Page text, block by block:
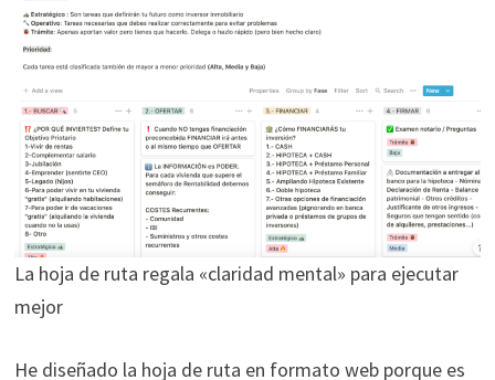
La hoja de ruta regala «claridad mental» para ejecutar
mejor
He diseñado la hoja de ruta en formato web porque es